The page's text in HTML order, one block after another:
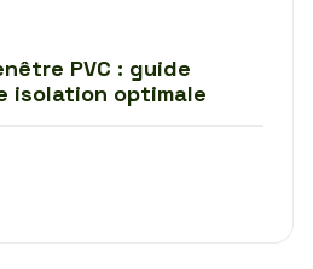
PVC : guide
isolation optimale